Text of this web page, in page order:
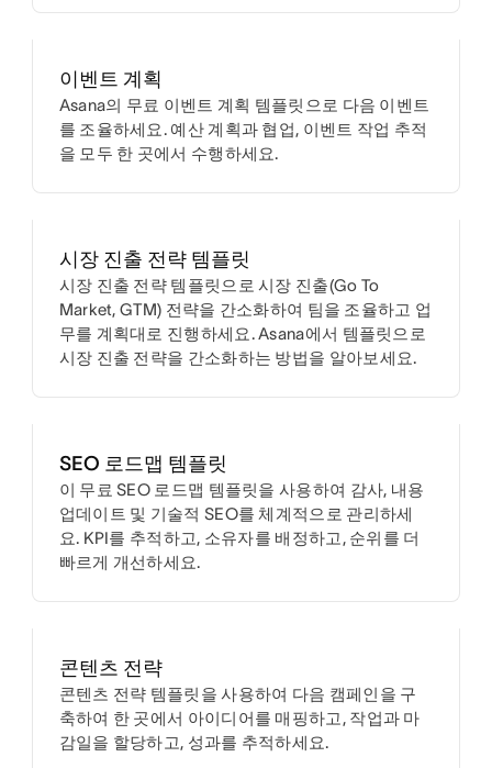
이벤트 계획
Asana의 무료 이벤트 계획 템플릿으로 다음 이벤트
를 조율하세요. 예산 계획과 협업, 이벤트 작업 추적
을 모두 한 곳에서 수행하세요.
시장 진출 전략 템플릿
시장 진출 전략 템플릿으로 시장 진출(Go To
Market, GTM) 전략을 간소화하여 팀을 조율하고 업
무를 계획대로 진행하세요. Asana에서 템플릿으로
시장 진출 전략을 간소화하는 방법을 알아보세요.
SEO 로드맵 템플릿
이 무료 SEO 로드맵 템플릿을 사용하여 감사, 내용
업데이트 및 기술적 SEO를 체계적으로 관리하세
요. KPI를 추적하고, 소유자를 배정하고, 순위를 더
빠르게 개선하세요.
콘텐츠 전략
콘텐츠 전략 템플릿을 사용하여 다음 캠페인을 구
축하여 한 곳에서 아이디어를 매핑하고, 작업과 마
감일을 할당하고, 성과를 추적하세요.